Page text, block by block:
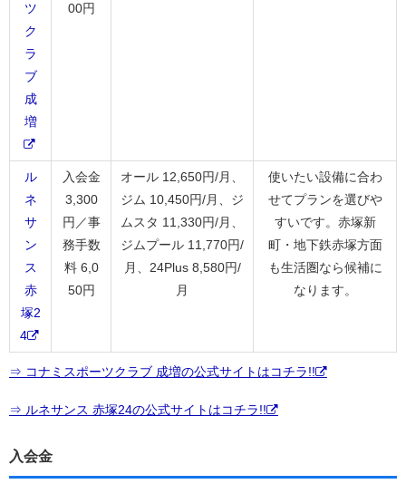
ツ
ク
ラ
ブ
成
増
00円
ル
ネ
サ
ン
ス
赤
塚2
4
入会金
3,300
円／事
務手数
料 6,0
50円
オール 12,650円/月、
ジム 10,450円/月、ジ
ムスタ 11,330円/月、
ジムプール 11,770円/
月、24Plus 8,580円/
月
使いたい設備に合わ
せてプランを選びや
すいです。赤塚新
町・地下鉄赤塚方面
も生活圏なら候補に
なります。
⇒ コナミスポーツクラブ 成増の公式サイトはコチラ!!
⇒ ルネサンス 赤塚24の公式サイトはコチラ!!
入会金